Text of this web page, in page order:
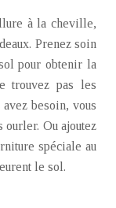
à la cheville,
Prenez soin
pour obtenir la
trouvez pas les
besoin, vous
ourler. Ou ajoutez
spéciale au
le sol.